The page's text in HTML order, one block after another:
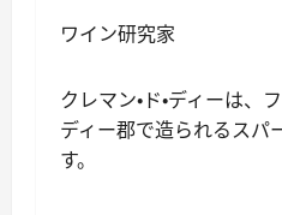
ワイン研究家
クレマン・ド・ディーは
ディー郡で造られるスパ
す。